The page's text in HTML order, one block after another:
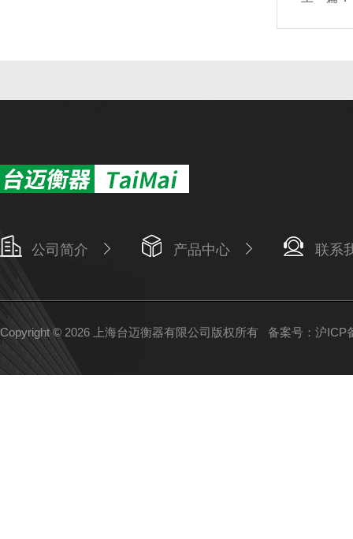
公司简介 产品中心 联系
Copyright © 2026 上海台迈衡器有限公司版权所有 备案号：沪ICP